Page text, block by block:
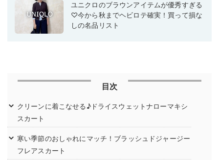
ユニクロのブラウンアイテムが優秀すぎる
♡今から秋までヘビロテ確実！買って損な
しの名品リスト
目次
クリーンに着こなせる♪ドライスウェットナローマキシ
スカート
寒い季節のおしゃれにマッチ！ブラッシュドジャージー
フレアスカート